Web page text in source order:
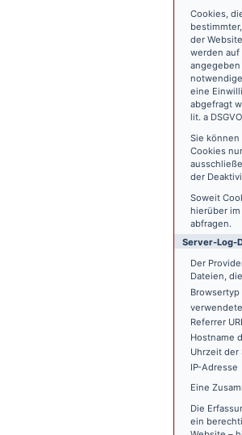
Cookies,
der
werden auf
eine
abgefragt
lit. a
Sie
Cookies
der
Soweit
hierüber
abfragen.
Server-Log-
Der
Dateien,
Referrer
Hostname
Uhrzeit der
IP-Adresse
Eine
Die
ein